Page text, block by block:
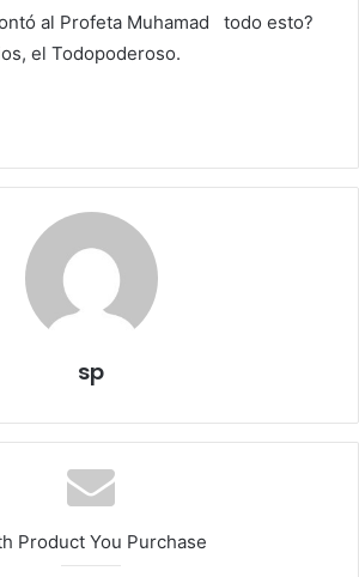
al Profeta Muhamad todo esto?
el Todopoderoso.
sp
Product You Purchase